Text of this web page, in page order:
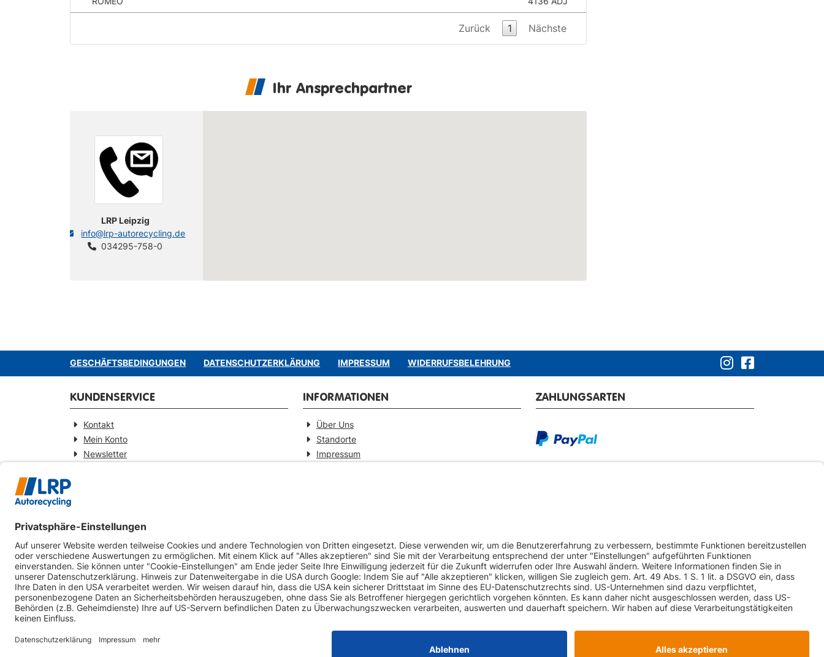
Zurück 1 Nächste
Ihr Ansprechpartner
LRP Leipzig
info@lrp-autorecycling.de
034295-758-0
GESCHÄFTSBEDINGUNGEN DATENSCHUTZERKLÄRUNG IMPRESSUM WIDERRUFSBELEHRUNG
KUNDENSERVICE
Kontakt
Mein Konto
Newsletter
INFORMATIONEN
Über Uns
Standorte
Impressum
ZAHLUNGSARTEN
Webseitenbetreiber
LRP-Autorecycling Magdeburg GmbH
Am Zweigkanal 9
39126 Magdeburg
0391-5441930
info@lrp-autorecycling-magdeburg.de
Ersatzteilverkauf mit Gewährleistung
Zertifizierter Fahrzeug-Demontagebetrieb
Umweltschonende Werkstattentsorgungen
Europaweiter Versand (auf Anfrage)
Mehr als 20 Jahre Erfahrung
Paketversand Spedition